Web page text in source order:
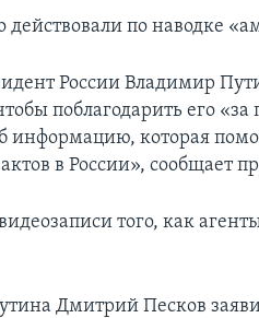
действовали по наводке
России Владимир
поблагодарить его
информацию, которая
в России», сообщает
того, как
Дмитрий Песков